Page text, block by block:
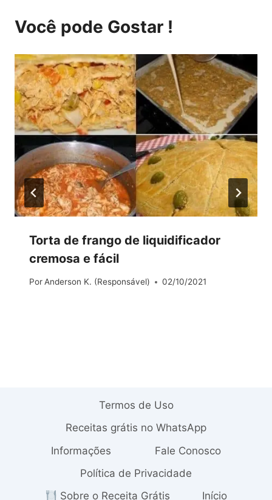
Você pode Gostar !
Torta de frango de liquidificador
cremosa e fácil
Por Anderson K. (Responsável) 02/10/2021
Termos de Uso
Receitas grátis no WhatsApp
Informações
Fale Conosco
Política de Privacidade
Sobre o Receita Grátis
Início